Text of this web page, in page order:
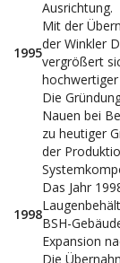
Ausrichtung.
1995
Mit der
der Winkler
vergrößert
Die
Nauen bei
zu heutiger
der
1998
Das Jahr
BSH-
Expansion
Die